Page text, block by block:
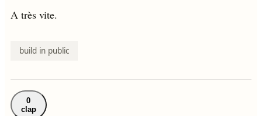
A très vite.
build in public
0
clap